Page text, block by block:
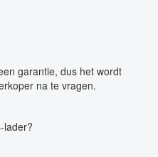
garantie, dus het wordt
na te vragen.
lader?